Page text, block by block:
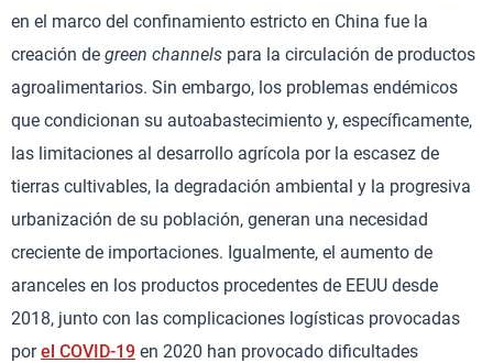
en el marco del confinamiento estricto en China fue la
creación de green channels para la circulación de productos
agroalimentarios. Sin embargo, los problemas endémicos
que condicionan su autoabastecimiento y, específicamente,
las limitaciones al desarrollo agrícola por la escasez de
tierras cultivables, la degradación ambiental y la progresiva
urbanización de su población, generan una necesidad
creciente de importaciones. Igualmente, el aumento de
aranceles en los productos procedentes de EEUU desde
2018, junto con las complicaciones logísticas provocadas
porel COVID-19 en 2020 han provocado dificultades